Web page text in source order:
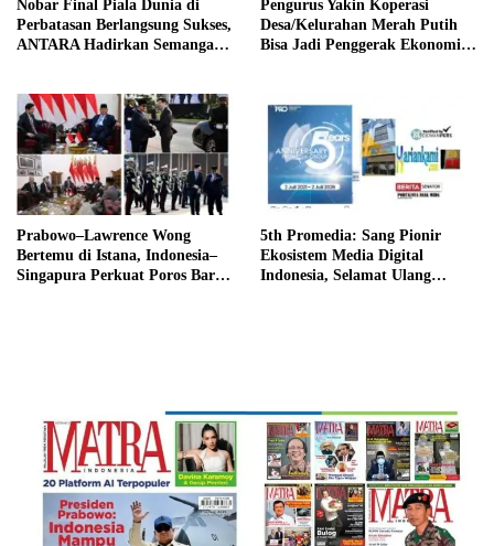
Nobar Final Piala Dunia di
Perbatasan Berlangsung Sukses,
ANTARA Hadirkan Semangat
Pengurus Yakin Koperasi
Desa/Kelurahan Merah Putih
Bisa Jadi Penggerak Ekonomi
Prabowo–Lawrence Wong
Bertemu di Istana, Indonesia–
Singapura Perkuat Poros Baru
5th Promedia: Sang Pionir
Ekosistem Media Digital
Indonesia, Selamat Ulang